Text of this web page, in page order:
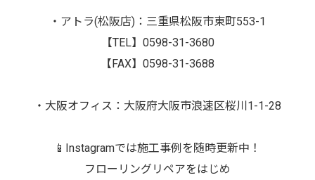
・アトラ(松阪店)：三重県松阪市東町553-1
【TEL】0598-31-3680
【FAX】0598-31-3688
・大阪オフィス：大阪府大阪市浪速区桜川1-1-28
📱Instagramでは施工事例を随時更新中！
フローリングリペアをはじめ